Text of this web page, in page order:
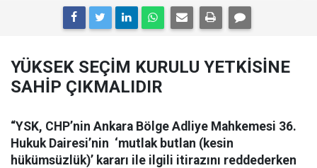
YÜKSEK SEÇİM KURULU YETKİSİNE
SAHİP ÇIKMALIDIR
“YSK, CHP’nin Ankara Bölge Adliye Mahkemesi 36.
Hukuk Dairesi’nin ‘mutlak butlan (kesin
hükümsüzlük)’ kararı ile ilgili itirazını reddederken